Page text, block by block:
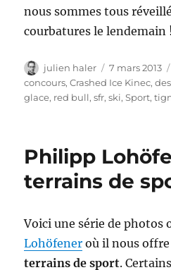
nous sommes tous
courbatures le lendemain
Auteur
julien haler
Publié
le
7 mars 2013
concours,Crashed Ice Kinec,
glace, red bull,sfr,ski,Sport,
Philipp
terrains de
Voici une série de photos
Lohöfener où il nous
terrains de sport.